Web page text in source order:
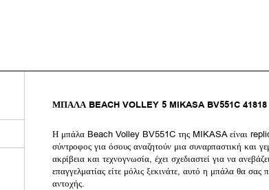
ΜΠΑΛΑ BEACH VOLLEY 5 MIKASA BV551C 41818
Η μπάλα Beach Volley BV551C της MIKASA είναι
σύντροφος για όσους αναζητούν μια συναρπαστική και
ακρίβεια και τεχνογνωσία, έχει σχεδιαστεί για να
επαγγελματίας είτε μόλις ξεκινάτε, αυτό η μπάλα θα σας
αντοχής.